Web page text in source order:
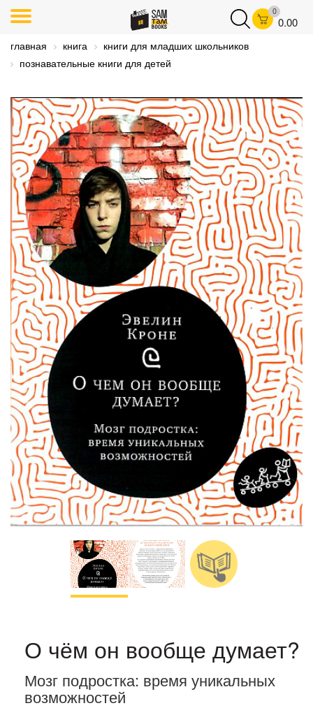
0
0.00
главная книга
книги для младших школьников
познавательные книги для детей
О чём он вообще думает?
Мозг подростка: время уникальных
возможностей